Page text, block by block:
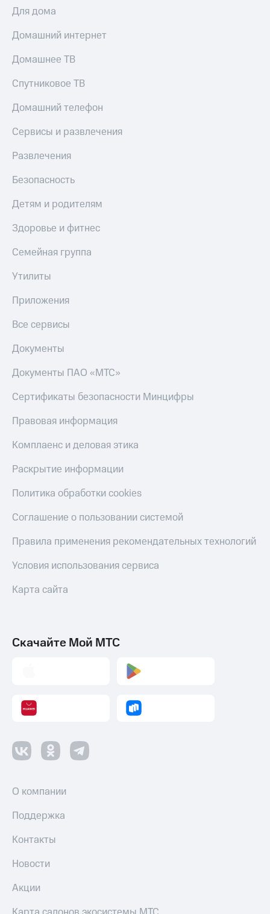
Для дома
Домашний интернет
Домашнее ТВ
Спутниковое ТВ
Домашний телефон
Сервисы и развлечения
Развлечения
Безопасность
Детям и родителям
Здоровье и фитнес
Семейная группа
Утилиты
Приложения
Все сервисы
Документы
Документы ПАО «МТС»
Сертификаты безопасности Минцифры
Правовая информация
Комплаенс и деловая этика
Раскрытие информации
Политика обработки cookies
Соглашение о пользовании системой
Правила применения рекомендательных технологий
Условия использования сервиса
Карта сайта
Скачайте Мой МТС
О компании
Поддержка
Контакты
Новости
Акции